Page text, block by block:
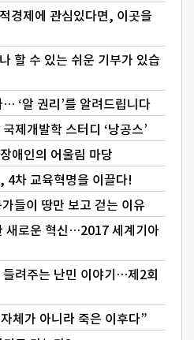
경제에 관심있다면, 이곳을
할 수 있는 쉬운 기부가 있습
‘알 권리’를 알려드립니다
제개발학 스터디 ‘낭공스’
애인의 어울림 마당
4차 교육혁명을 이끌다!
들이 땅만 보고 걷는 이유
새로운 혁신…2017 세계기아
들려주는 난민 이야기…제2회
체가 아니라 죽은 이후다”